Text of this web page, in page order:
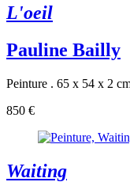
L'oeil
Pauline Bailly
Peinture . 65 x 54 x 2
850 €
Waiting